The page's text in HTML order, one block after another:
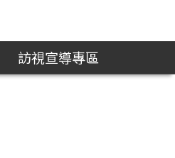
訪視宣導專區